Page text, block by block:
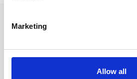
Marketing
Allow all
Andra tittade